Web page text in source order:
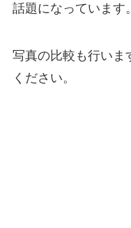
話題になっています。
写真の比較も行いま
ください。